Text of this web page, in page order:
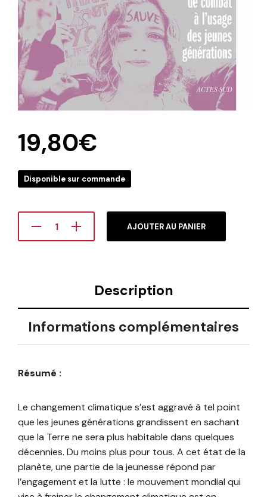
19,80€
Disponible sur commande
AJOUTER AU PANIER
Description
Informations complémentaires
Résumé :
Le changement climatique s’est aggravé à tel point
que les jeunes générations grandissent en sachant
que la Terre ne sera plus habitable dans quelques
décennies. Du moins plus pour tous. A cet état de la
planète, une partie de la jeunesse répond par
l’engagement et la lutte : le mouvement mondial qui